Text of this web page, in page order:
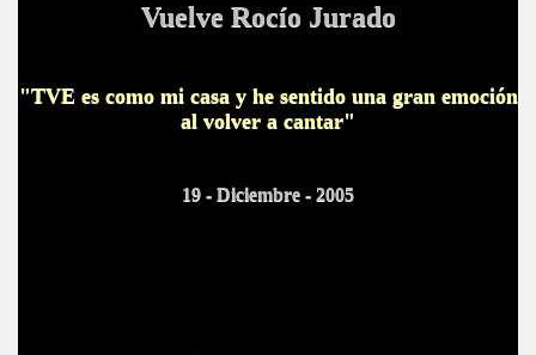
Vuelve Rocío Jurado
"TVE es como mi casa y he sentido una gran emoción
al volver a cantar"
19 - Diciembre - 2005